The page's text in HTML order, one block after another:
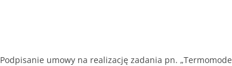
Podpisanie umowy na realizację zadania pn.